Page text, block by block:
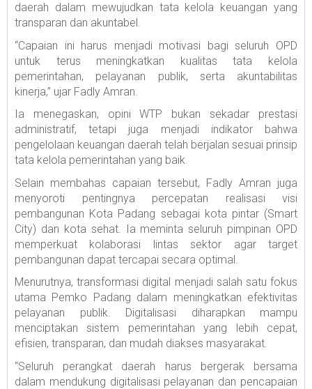
daerah dalam mewujudkan tata kelola keuangan yang
transparan dan akuntabel.
“Capaian ini harus menjadi motivasi bagi seluruh OPD
untuk terus meningkatkan kualitas tata kelola
pemerintahan, pelayanan publik, serta akuntabilitas
kinerja,” ujar Fadly Amran.
Ia menegaskan, opini WTP bukan sekadar prestasi
administratif, tetapi juga menjadi indikator bahwa
pengelolaan keuangan daerah telah berjalan sesuai prinsip
tata kelola pemerintahan yang baik.
Selain membahas capaian tersebut, Fadly Amran juga
menyoroti pentingnya percepatan realisasi visi
pembangunan Kota Padang sebagai kota pintar (Smart
City) dan kota sehat. Ia meminta seluruh pimpinan OPD
memperkuat kolaborasi lintas sektor agar target
pembangunan dapat tercapai secara optimal.
Menurutnya, transformasi digital menjadi salah satu fokus
utama Pemko Padang dalam meningkatkan efektivitas
pelayanan publik. Digitalisasi diharapkan mampu
menciptakan sistem pemerintahan yang lebih cepat,
efisien, transparan, dan mudah diakses masyarakat.
“Seluruh perangkat daerah harus bergerak bersama
dalam mendukung digitalisasi pelayanan dan pencapaian